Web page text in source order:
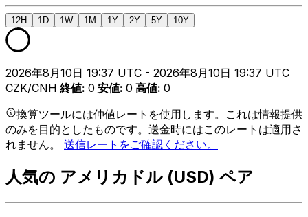
12H 1D 1W 1M 1Y 2Y 5Y 10Y
2026年8月10日 19:37 UTC - 2026年8月10日 19:37 UTC
CZK/CNH 終値: 0 安値: 0 高値: 0
換算ツールには仲値レートを使用します。これは情報提供
のみを目的としたものです。送金時にはこのレートは適用さ
れません。 送信レートをご確認ください。
人気の アメリカドル (USD) ペア